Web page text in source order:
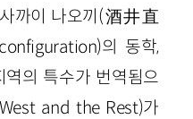
까이 나오끼(酒井直
의 동학,
의 특수가 번역됨으
and the Rest)가